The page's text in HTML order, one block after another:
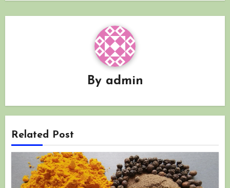
By admin
Related Post